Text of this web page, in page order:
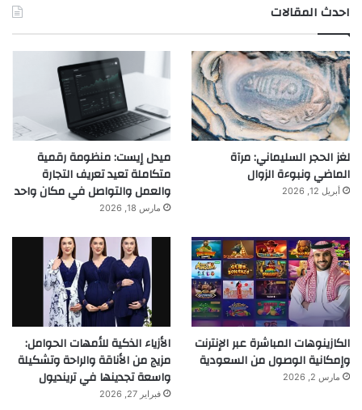
احدث المقالات
لغز الحجر السليماني: مرآة
الماضي ونبوءة الزوال
أبريل 12, 2026
ميدل إيست: منظومة رقمية
متكاملة تعيد تعريف التجارة
والعمل والتواصل في مكان واحد
مارس 18, 2026
الكازينوهات المباشرة عبر الإنترنت
وإمكانية الوصول من السعودية
مارس 2, 2026
الأزياء الذكية للأمهات الحوامل:
مزيج من الأناقة والراحة وتشكيلة
واسعة تجدينها في ترينديول
فبراير 27, 2026